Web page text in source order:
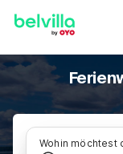
Wohin möchtest